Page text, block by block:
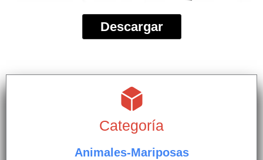
Descargar
Categoría
Animales-Mariposas